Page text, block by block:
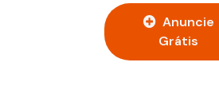
Anuncie
Grátis